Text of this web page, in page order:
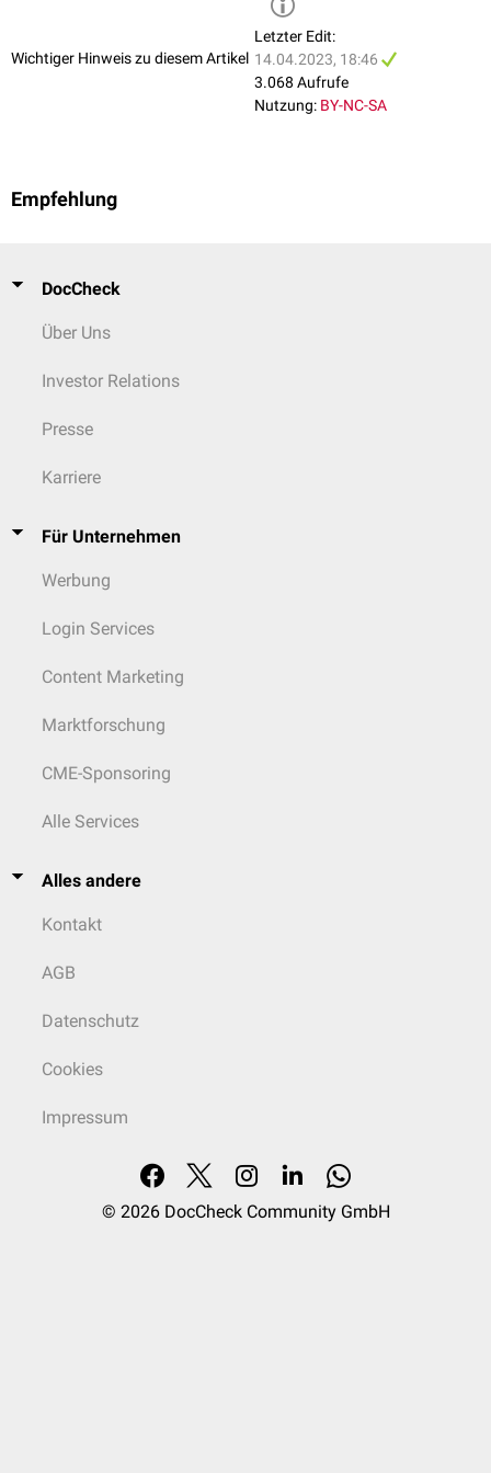
Wichtiger Hinweis zu diesem Artikel
Letzter Edit:
14.04.2023, 18:46
3.068 Aufrufe
Nutzung: BY-NC-SA
Empfehlung
DocCheck
Über Uns
Investor Relations
Presse
Karriere
Für Unternehmen
Werbung
Login Services
Content Marketing
Marktforschung
CME-Sponsoring
Alle Services
Alles andere
Kontakt
AGB
Datenschutz
Cookies
Impressum
© 2026 DocCheck Community GmbH